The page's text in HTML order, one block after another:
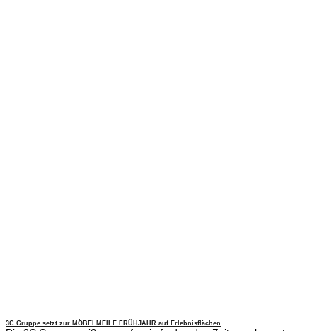
3C Gruppe setzt zur MÖBELMEILE FRÜHJAHR auf Erlebnisflächen